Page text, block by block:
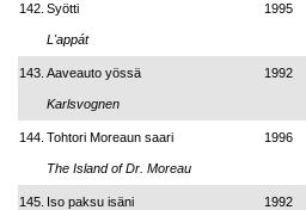
142. Syötti
L'appát
1995
143. Aaveauto yössä
Karlsvognen
1992
144. Tohtori Moreaun saari
The Island of Dr. Moreau
1996
145. Iso paksu isäni 1992